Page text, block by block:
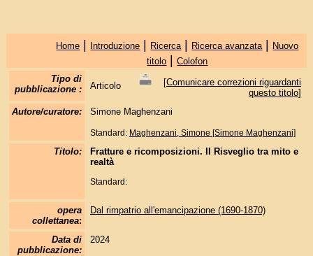
Home | Introduzione | Ricerca | Ricerca avanzata | Nuovo
titolo |Colofon
Tipo di
pubblicazione :
Articolo [Comunicare correzioni riguardanti
questo titolo]
Autore/curatore:
Simone Maghenzani
Standard: Maghenzani, Simone [Simone Maghenzani]
Titolo:
Fratture e ricomposizioni. Il Risveglio tra mito e
realtà
Standard:
opera
collettanea:
Dal rimpatrio all'emancipazione (1690-1870)
Data di
pubblicazione:
2024